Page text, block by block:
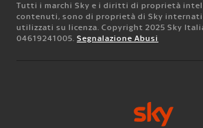
Tutti i marchi Sky e i diritti di proprietà
contenuti, sono di proprietà di Sky
utilizzati su licenza. Copyright 2025 Sky
04619241005. Segnalazione Abusi